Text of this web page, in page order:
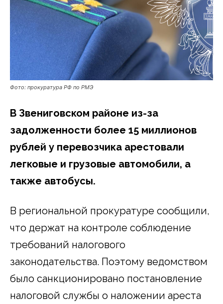
Фото: прокуратура РФ по РМЭ
В Звениговском районе из-за
задолженности более 15 миллионов
рублей у перевозчика арестовали
легковые и грузовые автомобили, а
также автобусы.
В региональной прокуратуре сообщили,
что держат на контроле соблюдение
требований налогового
законодательства. Поэтому ведомством
было санкционировано постановление
налоговой службы о наложении ареста